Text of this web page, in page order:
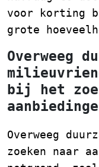
voor korting
grote
Overweeg
bij het
Overweeg
zoeken naar